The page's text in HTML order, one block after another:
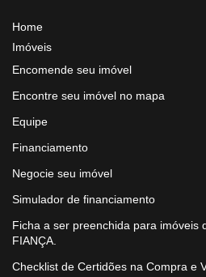
Home
Imóveis
Encomende seu imóvel
Encontre seu imóvel no mapa
Equipe
Financiamento
Negocie seu imóvel
Simulador de financiamento
Ficha a ser preenchida para imóveis
FIANÇA.
Checklist de Certidões na Compra e